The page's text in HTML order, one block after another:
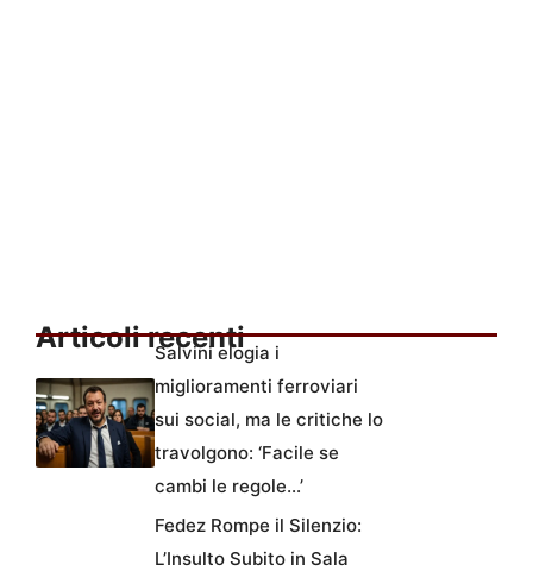
Articoli recenti
Salvini elogia i
miglioramenti ferroviari
sui social, ma le critiche lo
travolgono: ‘Facile se
cambi le regole…’
Fedez Rompe il Silenzio:
L’Insulto Subito in Sala